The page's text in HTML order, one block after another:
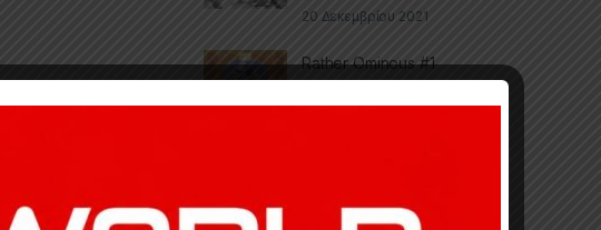
20 Δεκεμβρίου 2021
Rather Ominous #1
Exclusive